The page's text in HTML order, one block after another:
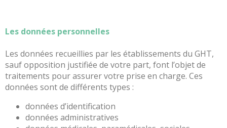
commandes
L’offre
de
soins
Médecine
Chirurgie
Chirurgie
Les données personnelles
Les données recueillies par les établissements du GHT,
sauf opposition justifiée de votre part, font l’objet de
traitements pour assurer votre prise en charge. Ces
données sont de différents types :
données d’identification
données administratives